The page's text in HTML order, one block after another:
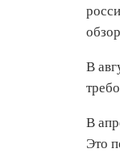
В
В
Это